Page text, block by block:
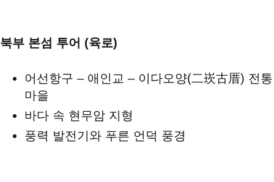
북부 본섬 투어 (육로)
어선항구 – 애인교 – 이다오양(二崁古厝) 전통
마을
바다 속 현무암 지형
풍력 발전기와 푸른 언덕 풍경